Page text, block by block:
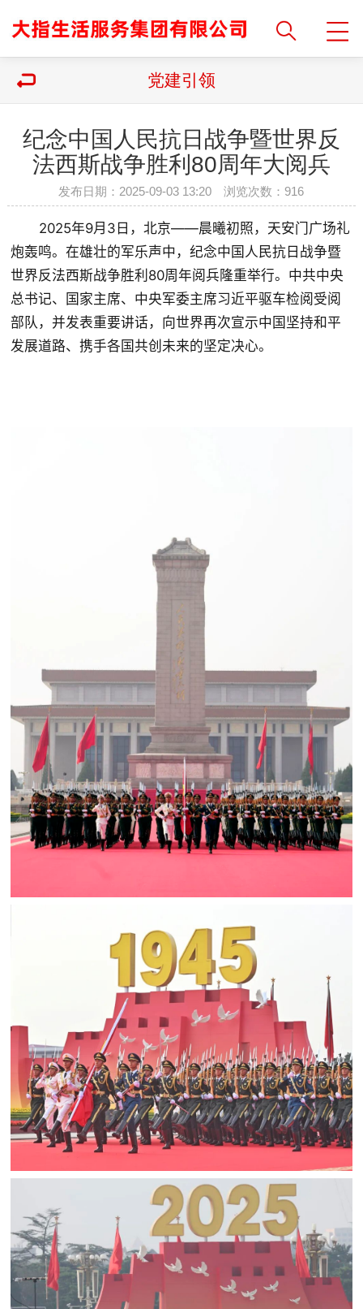
党建引领
纪念中国人民抗日战争暨世界反
法西斯战争胜利80周年大阅兵
发布日期：2025-09-03 13:20 浏览次数： 916
炮轰鸣。在雄壮的军乐声中，纪念中国人民抗日战争暨
世界反法西斯战争胜利80周年阅兵隆重举行。中共中央
总书记、国家主席、中央军委主席习近平驱车检阅受阅
部队，并发表重要讲话，向世界再次宣示中国坚持和平
发展道路、携手各国共创未来的坚定决心。